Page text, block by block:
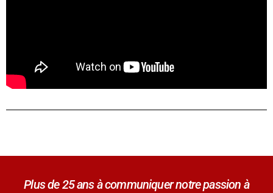
Plus de 25 ans à communiquer notre passion à